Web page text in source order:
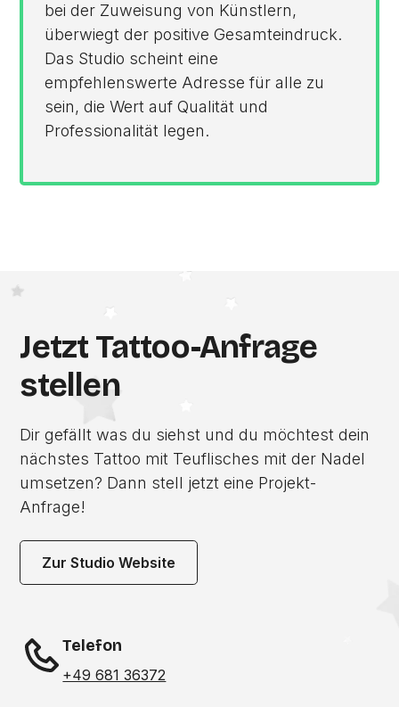
bei der Zuweisung von Künstlern,
überwiegt der positive Gesamteindruck.
Das Studio scheint eine
empfehlenswerte Adresse für alle zu
sein, die Wert auf Qualität und
Professionalität legen.
Jetzt Tattoo-Anfrage
stellen
Dir gefällt was du siehst und du möchtest dein
nächstes Tattoo mit Teuflisches mit der Nadel
umsetzen? Dann stell jetzt eine Projekt-
Anfrage!
Zur Studio Website
Telefon
+49 681 36372